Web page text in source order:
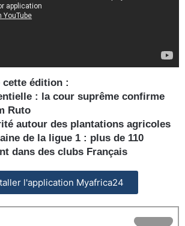
cette édition :
: la cour suprême confirme
Ruto
autour des plantations agricoles
de la ligue 1 : plus de 110
dans des clubs Français
l'application Myafrica24